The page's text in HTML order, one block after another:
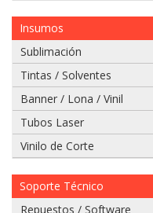
Si
un
video
Insumos
Sublimación
Tintas / Solventes
Banner / Lona / Vinil
Tubos Laser
Vinilo de Corte
Soporte Técnico
Repuestos / Software